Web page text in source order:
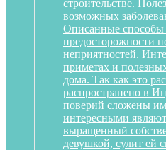
строительстве.
возможных
Описанные
предосторожности
неприятностей.
приметах и
дома. Так как это
распространено в
поверий сложены
интересными
выращенный
девушкой, сулит ей